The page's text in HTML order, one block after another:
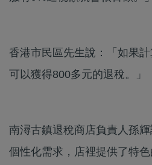
香港市民區先生說：「如果
可以獲得800多元的退稅。」
南潯古鎮退稅商店負責人孫
個性化需求，店裡提供了特